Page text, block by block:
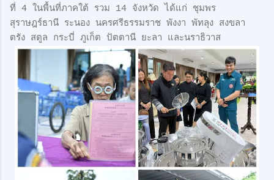
ที่ 4 ในพื้นที่ภาคใต้ รวม 14 จังหวัด ได้แก่ ชุมพร
สุราษฎร์ธานี ระนอง นครศรีธรรมราช พังงา พัทลุง สงขลา
ตรัง สตูล กระบี่ ภูเก็ต ปัตตานี ยะลา และนราธิวาส